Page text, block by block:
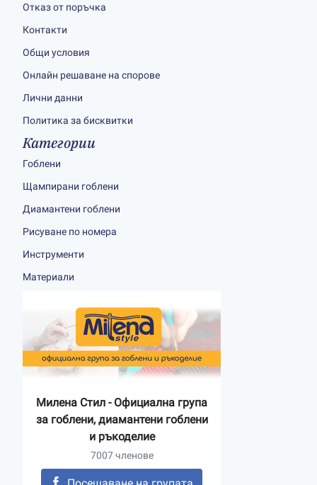
Отказ от поръчка
Контакти
Общи условия
Онлайн решаване на спорове
Лични данни
Политика за бисквитки
Категории
Гоблени
Щампирани гоблени
Диамантени гоблени
Рисуване по номера
Инструменти
Материали
Милена Стил - Официална група
за гоблени, диамантени гоблени
и ръкоделие
7007 членове